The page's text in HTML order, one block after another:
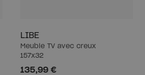
LIBE
Meuble TV avec creux
157x32
135,99 €